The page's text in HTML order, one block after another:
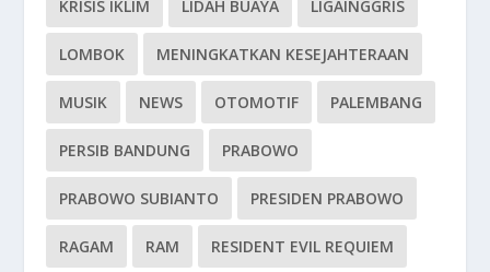
KRISIS IKLIM LIDAH BUAYA LIGAINGGRIS
LOMBOK MENINGKATKAN KESEJAHTERAAN
MUSIK NEWS OTOMOTIF PALEMBANG
PERSIB BANDUNG PRABOWO
PRABOWO SUBIANTO PRESIDEN PRABOWO
RAGAM RAM RESIDENT EVIL REQUIEM